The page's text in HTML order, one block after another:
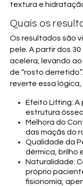
textura e
Quais os
Os resultados são
pele. A partir dos
acelera, levando
de “rosto
reverte essa
Efeito Lifting: A
estrutura óssea.
Melhora do
das maçãs do
Qualidade da
dérmica, brilho
Naturalidade:
próprio
fisionomia,